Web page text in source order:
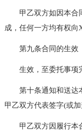
甲乙双方如因本合同
成，任何一方均有权向
第九条合同的生效
生效，至委托事项完
第十条通知和送达本
甲乙双方代表签字(或
甲乙双方因履行本合